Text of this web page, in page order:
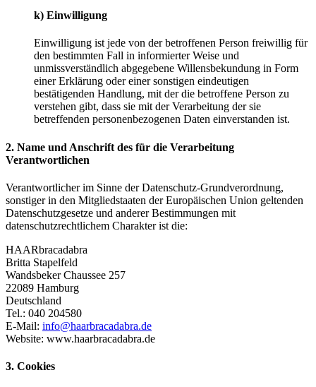
k) Einwilligung
Einwilligung ist jede von der betroffenen Person freiwillig für
den bestimmten Fall in informierter Weise und
unmissverständlich abgegebene Willensbekundung in Form
einer Erklärung oder einer sonstigen eindeutigen
bestätigenden Handlung, mit der die betroffene Person zu
verstehen gibt, dass sie mit der Verarbeitung der sie
betreffenden personenbezogenen Daten einverstanden ist.
2. Name und Anschrift des für die Verarbeitung
Verantwortlichen
Verantwortlicher im Sinne der Datenschutz-Grundverordnung,
sonstiger in den Mitgliedstaaten der Europäischen Union geltenden
Datenschutzgesetze und anderer Bestimmungen mit
datenschutzrechtlichem Charakter ist die:
HAARbracadabra
Britta Stapelfeld
Wandsbeker Chaussee 257
22089 Hamburg
Deutschland
Tel.: 040 204580
E-Mail: info@haarbracadabra.de
Website: www.haarbracadabra.de
3. Cookies